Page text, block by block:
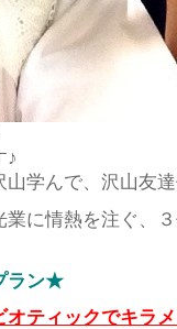
♪
学んで、沢山友
に情熱を注ぐ、
ラン★
ティックでキラ